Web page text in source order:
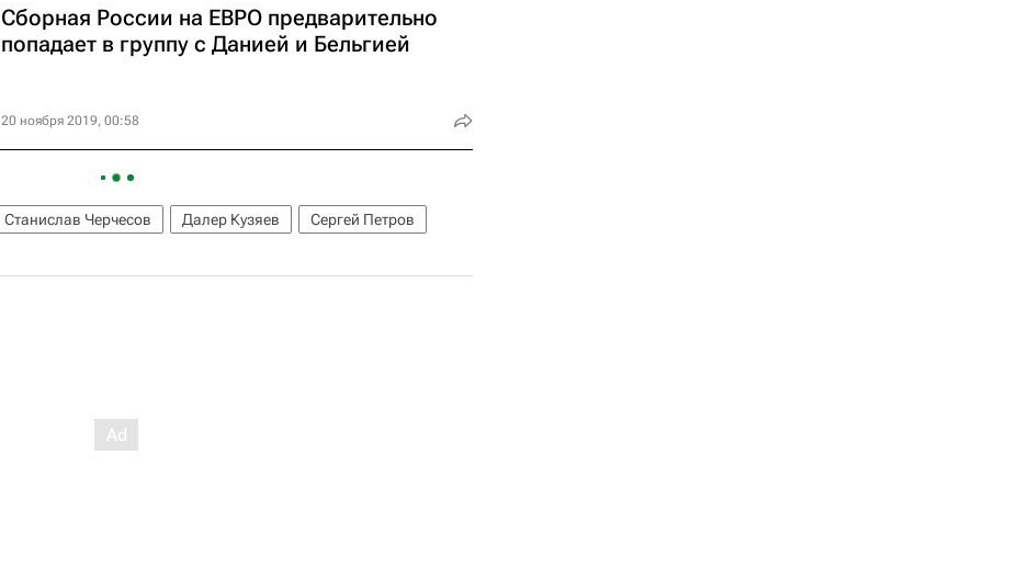
Сборная России на ЕВРО предварительно
попадает в группу с Данией и Бельгией
20 ноября 2019, 00:58
Станислав Черчесов Далер Кузяев
Сергей Петров